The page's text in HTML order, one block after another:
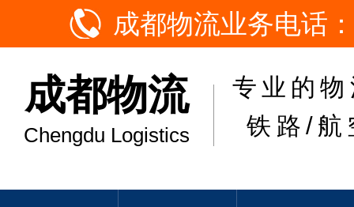
成都物流业务电话
成都物流
Chengdu Logistics
专业的
铁路/航